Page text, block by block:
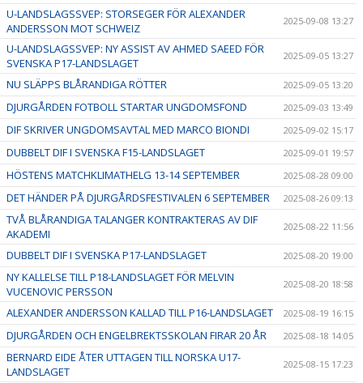
U-LANDSLAGSSVEP: STORSEGER FÖR ALEXANDER
ANDERSSON MOT SCHWEIZ
2025-09-08 13:27
U-LANDSLAGSSVEP: NY ASSIST AV AHMED SAEED FÖR
SVENSKA P17-LANDSLAGET
2025-09-05 13:27
NU SLÄPPS BLÅRANDIGA RÖTTER 2025-09-05 13:20
DJURGÅRDEN FOTBOLL STARTAR UNGDOMSFOND 2025-09-03 13:49
DIF SKRIVER UNGDOMSAVTAL MED MARCO BIONDI 2025-09-02 15:17
DUBBELT DIF I SVENSKA F15-LANDSLAGET 2025-09-01 19:57
HÖSTENS MATCHKLIMATHELG 13-14 SEPTEMBER 2025-08-28 09:00
DET HÄNDER PÅ DJURGÅRDSFESTIVALEN 6 SEPTEMBER 2025-08-26 09:13
TVÅ BLÅRANDIGA TALANGER KONTRAKTERAS AV DIF
AKADEMI
2025-08-22 11:56
DUBBELT DIF I SVENSKA P17-LANDSLAGET 2025-08-20 19:00
NY KALLELSE TILL P18-LANDSLAGET FÖR MELVIN
VUCENOVIC PERSSON
2025-08-20 18:58
ALEXANDER ANDERSSON KALLAD TILL P16-LANDSLAGET 2025-08-19 16:15
DJURGÅRDEN OCH ENGELBREKTSSKOLAN FIRAR 20 ÅR 2025-08-18 14:05
BERNARD EIDE ÅTER UTTAGEN TILL NORSKA U17-
LANDSLAGET
2025-08-15 17:23